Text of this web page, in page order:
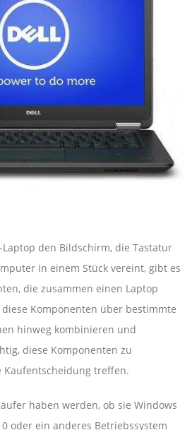
den Bildschirm, die Tastatur
in einem Stück vereint, gibt es
die zusammen einen Laptop
Komponenten über bestimmte
hinweg kombinieren und
diese Komponenten zu
Kaufentscheidung treffen.
haben werden, ob sie Windows
oder ein anderes Betriebssystem